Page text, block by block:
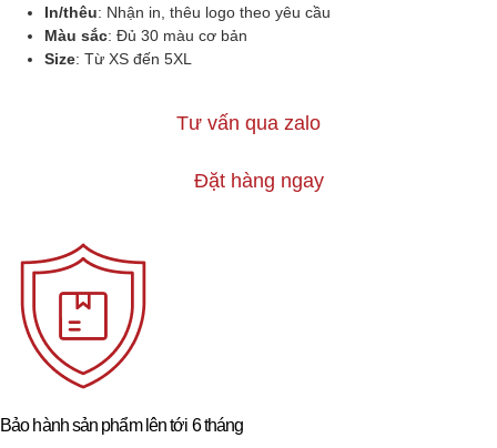
In/thêu: Nhận in, thêu logo theo yêu cầu
Màu sắc: Đủ 30 màu cơ bản
Size: Từ XS đến 5XL
Tư vấn qua zalo
Đặt hàng ngay
Bảo hành sản phẩm lên tới 6 tháng